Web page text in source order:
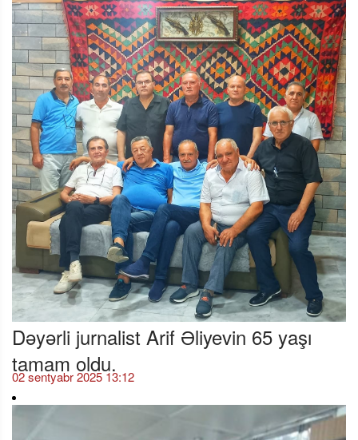
Dəyərli jurnalist Arif Əliyevin 65 yaşı
tamam oldu.
02 sentyabr 2025 13:12